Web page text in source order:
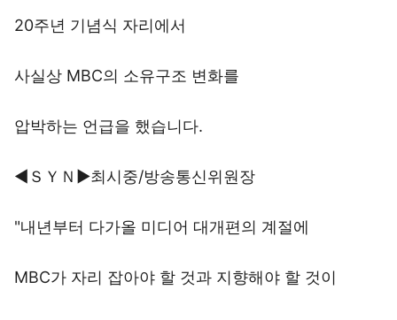
20주년 기념식 자리에서
사실상 MBC의 소유구조 변화를
압박하는 언급을 했습니다.
◀ＳＹＮ▶최시중/방송통신위원장
"내년부터 다가올 미디어 대개편의 계절에
MBC가 자리 잡아야 할 것과 지향해야 할 것이